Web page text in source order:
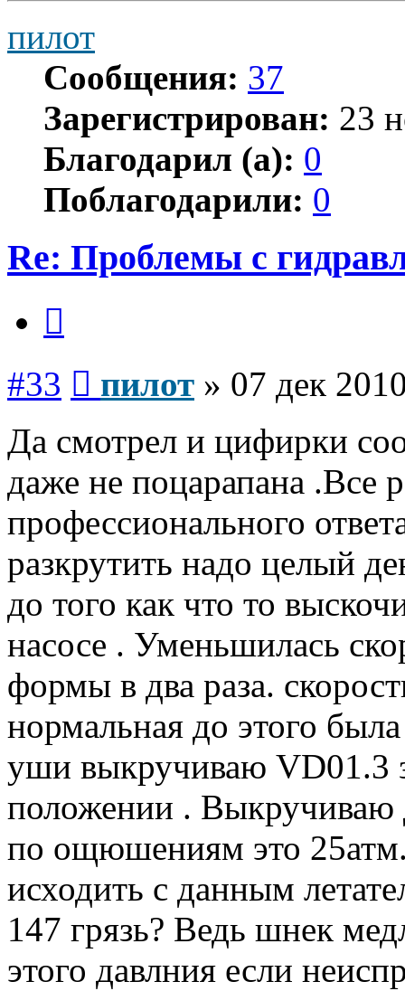
пилот
Сообщения: 37
Зарегистрирован: 23
Благодарил (а): 0
Поблагодарили: 0
Re: Проблемы с
#33 пилот » 07 дек
Да смотрел и цифирки
даже не поцарапана .Все
профессионального
разкрутить надо целый
до того как что то
насосе . Уменьшилась
формы в два раза.
нормальная до этого
уши выкручиваю VD01.3
положении . Выкручиваю
по ощюшениям это
исходить с данным
147 грязь? Ведь шнек
этого давлния если